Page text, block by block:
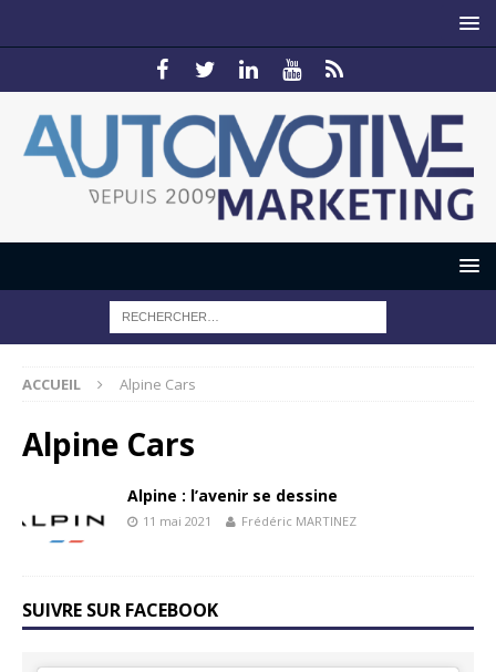
ACCUEIL Alpine Cars
Alpine Cars
Alpine : l’avenir se dessine
11 mai 2021 Frédéric MARTINEZ
SUIVRE SUR FACEBOOK